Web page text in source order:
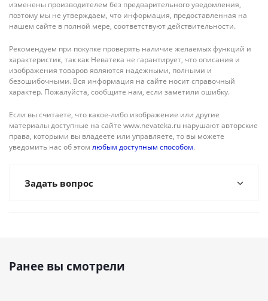
изменены производителем без предварительного уведомления,
поэтому мы не утверждаем, что информация, предоставленная на
нашем сайте в полной мере, соответствуют действительности.
Рекомендуем при покупке проверять наличие желаемых функций и
характеристик, так как Неватека не гарантирует, что описания и
изображения товаров являются надежными, полными и
безошибочными. Вся информация на сайте носит справочный
характер. Пожалуйста, сообщите нам, если заметили ошибку.
Если вы считаете, что какое-либо изображение или другие
материалы доступные на сайте www.nevateka.ru нарушают авторские
права, которыми вы владеете или управляете, то вы можете
уведомить нас об этом любым доступным способом.
Задать вопрос
Ранее вы смотрели